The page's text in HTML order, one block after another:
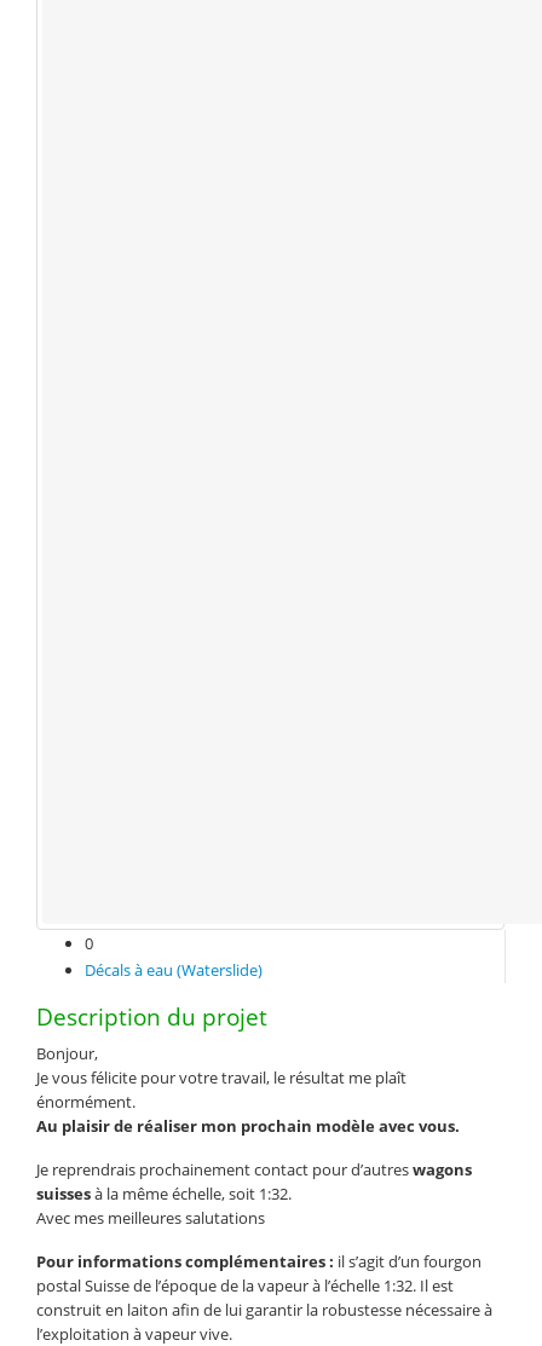
0
Décals à eau (Waterslide)
Description du projet
Bonjour,
Je vous félicite pour votre travail, le résultat me plaît
énormément.
Au plaisir de réaliser mon prochain modèle avec vous.
Je reprendrais prochainement contact pour d’autreswagons
suissesà la même échelle, soit 1:32.
Avec mes meilleures salutations
Pour informations complémentaires : il s’agit d’un fourgon
postal Suisse de l’époque de la vapeur à l’échelle 1:32. Il est
construit en laiton afin de lui garantir la robustesse nécessaire à
l’exploitation à vapeur vive.